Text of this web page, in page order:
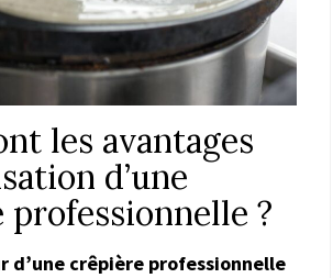
les avantages
d’une
professionnelle ?
d’une crêpière professionnelle